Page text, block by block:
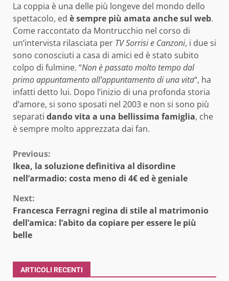
La coppia è una delle più longeve del mondo dello
spettacolo, ed è sempre più amata anche sul web.
Come raccontato da Montrucchio nel corso di
un’intervista rilasciata per TV Sorrisi e Canzoni, i due si
sono conosciuti a casa di amici ed è stato subito
colpo di fulmine. “Non è passato molto tempo dal
primo appuntamento all’appuntamento di una vita“, ha
infatti detto lui. Dopo l’inizio di una profonda storia
d’amore, si sono sposati nel 2003 e non si sono più
separati dando vita a una bellissima famiglia, che
è sempre molto apprezzata dai fan.
Continue
Reading
Previous:
Ikea, la soluzione definitiva al disordine
nell’armadio: costa meno di 4€ ed è geniale
Next:
Francesca Ferragni regina di stile al matrimonio
dell’amica: l’abito da copiare per essere le più
belle
ARTICOLI RECENTI